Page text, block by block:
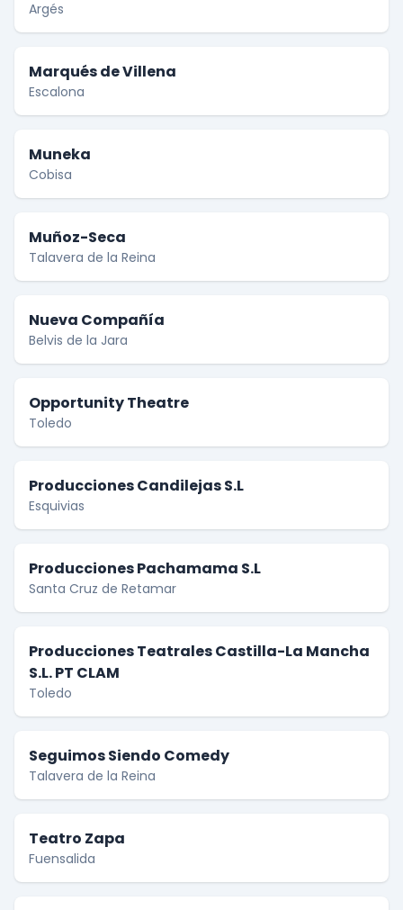
Argés
Marqués de Villena
Escalona
Muneka
Cobisa
Muñoz-Seca
Talavera de la Reina
Nueva Compañía
Belvis de la Jara
Opportunity Theatre
Toledo
Producciones Candilejas S.L
Esquivias
Producciones Pachamama S.L
Santa Cruz de Retamar
Producciones Teatrales Castilla-La Mancha
S.L. PT CLAM
Toledo
Seguimos Siendo Comedy
Talavera de la Reina
Teatro Zapa
Fuensalida